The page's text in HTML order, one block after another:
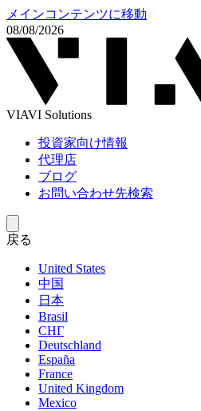
メインコンテンツに移動
08/08/2026
VIAVI Solutions
投資家向け情報
代理店
ブログ
お問い合わせ先検索
戻る
United States
中国
日本
Brasil
СНГ
Deutschland
España
France
United Kingdom
Mexico